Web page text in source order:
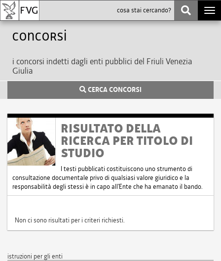
Concorsi
i concorsi indetti dagli enti pubblici del Friuli Venezia
Giulia
CERCA CONCORSI
RISULTATO DELLA
RICERCA PER TITOLO DI
STUDIO
I testi pubblicati costituiscono uno strumento di
consultazione documentale privo di qualsiasi valore giuridico e la
responsabilità degli stessi è in capo all'Ente che ha emanato il bando.
Non ci sono risultati per i criteri richiesti.
istruzioni per gli enti